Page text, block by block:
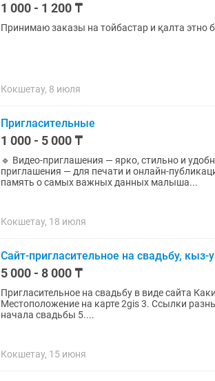
1 000 - 1 200 ₸
Принимаю заказы на тойбастар и қалта этно
Кокшетау, 8 июля
Пригласительные
1 000 - 5 000 ₸
🔹 Видео-приглашения — ярко, стильно и
приглашения — для печати и онлайн-
память о самых важных данных малыша...
Кокшетау, 18 июля
Сайт-пригласительное на свадьбу, кыз-
5 000 - 8 000 ₸
Пригласительное на свадьбу в виде сайта
Местоположение на карте 2gis 3. Ссылки
начала свадьбы 5....
Кокшетау, 15 июня